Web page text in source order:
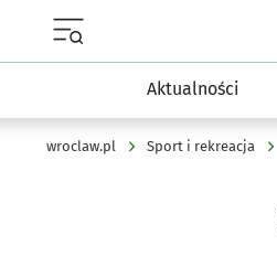
Aktualności
wroclaw.pl Sport i rekreacja